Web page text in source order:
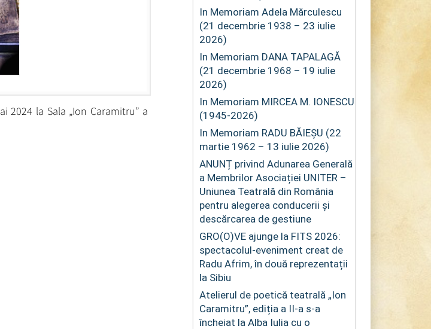
2024 la Sala „Ion Caramitru” a
In Memoriam Adela Mărculescu
(21 decembrie 1938 – 23 iulie
2026)
In Memoriam DANA TAPALAGĂ
(21 decembrie 1968 – 19 iulie
2026)
In Memoriam MIRCEA M. IONESCU
(1945-2026)
In Memoriam RADU BĂIEȘU (22
martie 1962 – 13 iulie 2026)
ANUNȚ privind Adunarea Generală
a Membrilor Asociației UNITER –
Uniunea Teatrală din România
pentru alegerea conducerii și
descărcarea de gestiune
GRO(O)VE ajunge la FITS 2026:
spectacolul-eveniment creat de
Radu Afrim, în două reprezentații
la Sibiu
Atelierul de poetică teatrală „Ion
Caramitru”, ediția a II-a s-a
încheiat la Alba Iulia cu o